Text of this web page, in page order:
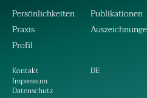
Persönlichkeiten
Praxis
Profil
Kontakt
Impressum
Datenschutz
Publikationen
DE